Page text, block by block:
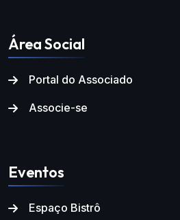
Área Social
Portal do Associado
Associe-se
Eventos
Espaço Bistrô